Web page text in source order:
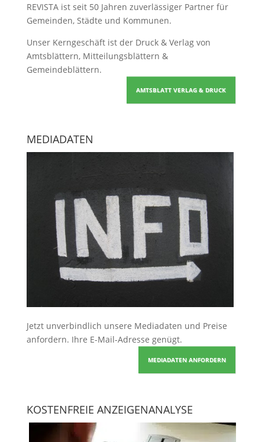
REVISTA ist seit 50 Jahren zuverlässiger Partner für
Gemeinden, Städte und Kommunen.
Unser Kerngeschäft ist der Druck & Verlag von
Amtsblättern, Mitteilungsblättern &
Gemeindeblättern.
AMTSBLATT VERLAG & DRUCK
MEDIADATEN
Jetzt unverbindlich unsere Mediadaten und Preise
anfordern. Ihre E-Mail-Adresse genügt.
MEDIADATEN ANFORDERN
KOSTENFREIE ANZEIGENANALYSE